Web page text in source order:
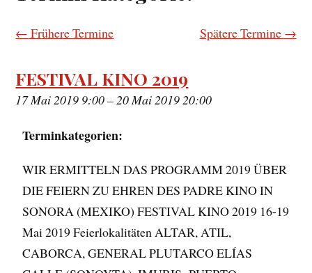
Spätere Termine →
← Frühere Termine
FESTIVAL KINO 2019
17 Mai 2019 9:00–20 Mai 2019 20:00
Terminkategorien:
WIR ERMITTELN DAS PROGRAMM 2019 ÜBER
DIE FEIERN ZU EHREN DES PADRE KINO IN
SONORA (MEXIKO) FESTIVAL KINO 2019 16-19
Mai 2019 Feierlokalitäten ALTAR, ATIL,
CABORCA, GENERAL PLUTARCO ELÍAS